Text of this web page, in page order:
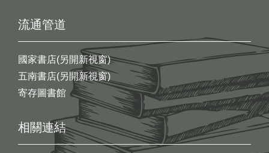
流通管道
國家書店(另開新視窗)
五南書店(另開新視窗)
寄存圖書館
相關連結